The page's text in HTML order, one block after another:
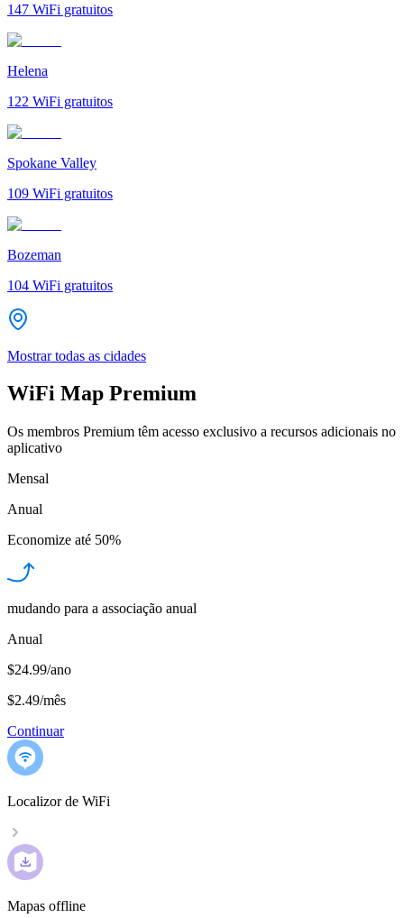
147 WiFi gratuitos
Helena
122 WiFi gratuitos
Spokane Valley
109 WiFi gratuitos
Bozeman
104 WiFi gratuitos
Mostrar todas as cidades
WiFi Map Premium
Os membros Premium têm acesso exclusivo a recursos adicionais no
aplicativo
Mensal
Anual
Economize até 50%
mudando para a associação anual
Anual
$24.99/ano
$2.49/mês
Continuar
Localizor de WiFi
Mapas offline